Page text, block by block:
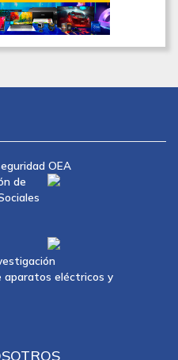
OEA
de
aparatos eléctricos y